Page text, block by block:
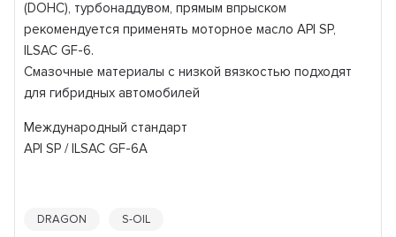
(DOHC), турбонаддувом, прямым впрыском
рекомендуется применять моторное масло API SP,
ILSAC GF-6.
Смазочные материалы с низкой вязкостью подходят
для гибридных автомобилей
Международный стандарт
API SP / ILSAC GF-6A
DRAGON S-OIL